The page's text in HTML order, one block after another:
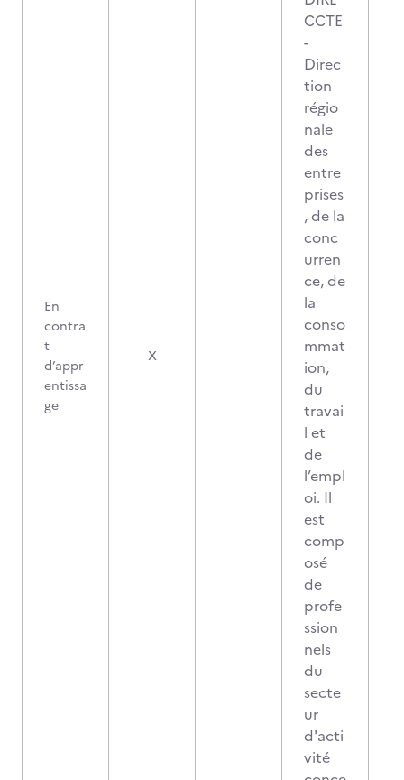
En
contra
t
d’appr
entissa
ge
X
CCTE
-
Direc
tion
régio
nale
des
entre
prises
, de la
conc
urren
ce, de
la
conso
mmat
ion,
du
travai
l et
de
l’empl
oi. Il
est
comp
osé
de
profe
ssion
nels
du
secte
ur
d'acti
vité